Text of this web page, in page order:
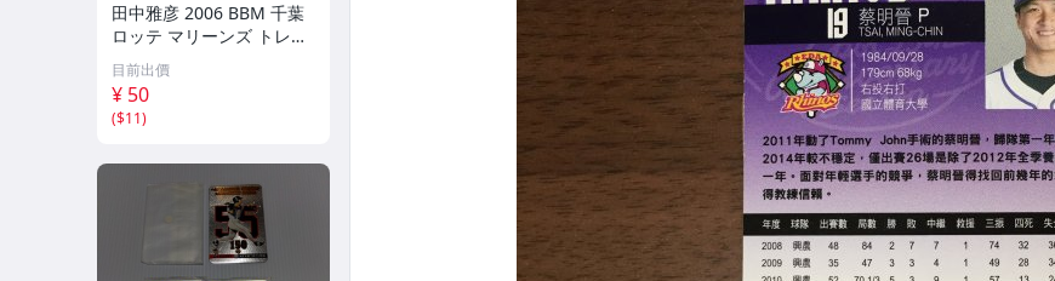
田中雅彦 2006 BBM 千葉
ロッテ マリーンズ トレカ
プロ野球 カード M37 スポ
ーツ アスリート トレーデ
ィングカード NPB
目前出價
¥ 50
($11)